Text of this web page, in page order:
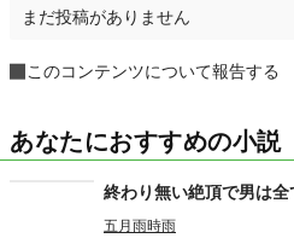
まだ投稿がありません
このコンテンツについて報告する
あなたにおすすめの小説
終わり無い絶頂で男は全
五月雨時雨